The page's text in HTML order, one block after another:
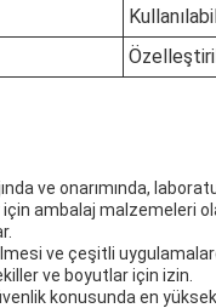
ve onarımında,
ambalaj malzemeleri
ve çeşitli
ve boyutlar için izin.
konusunda en